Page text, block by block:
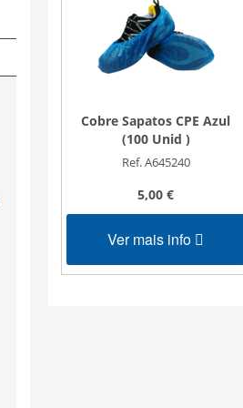
Cobre Sapatos CPE Azul
(100 Unid )
Ref. A645240
5,00 €
Ver mais info